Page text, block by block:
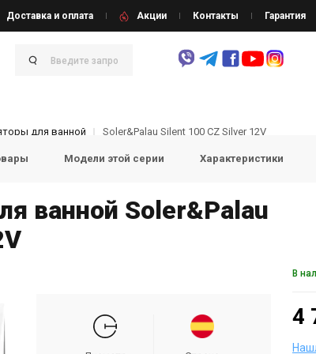
Доставка и оплата Акции Контакты Гарантия
для ванной Soler&Palau Silent 100 CZ Silver 12V
Модели этой серии Характеристики
ванной Soler&Palau
В
4